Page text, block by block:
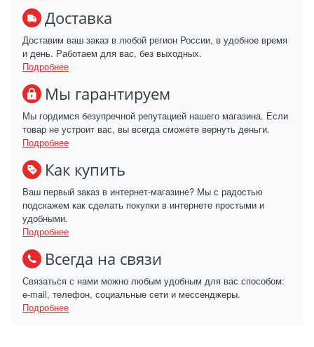
Доставка
Доставим ваш заказ в любой регион России, в удобное время
и день. Работаем для вас, без выходных.
Подробнее
Мы гарантируем
Мы гордимся безупречной репутацией нашего магазина. Если
товар не устроит вас, вы всегда сможете вернуть деньги.
Подробнее
Как купить
Ваш первый заказ в интернет-магазине? Мы с радостью
подскажем как сделать покупки в интернете простыми и
удобными.
Подробнее
Всегда на связи
Связаться с нами можно любым удобным для вас способом:
e-mail, телефон, социальные сети и мессенджеры.
Подробнее